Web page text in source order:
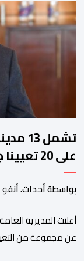
زيان، المعتقل
والمعطيات
بالأمر يستفيد منذ
على 20
بمصالح الأمن
بواسطة أحداث. أنفو
عن مجموعة من